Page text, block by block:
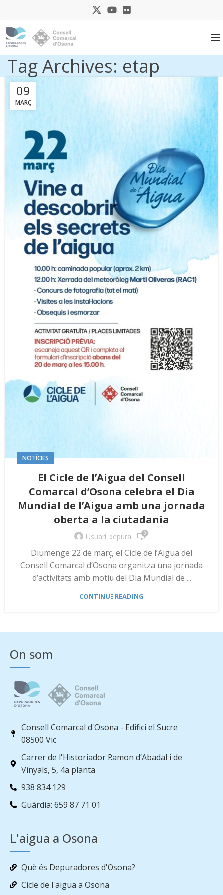
Tag Archives: etap
09
MARÇ
NOTÍCIES
El Cicle de l’Aigua del Consell
Comarcal d’Osona celebra el Dia
Mundial de l’Aigua amb una jornada
oberta a la ciutadania
Usuari_depura 0
Diumenge 22 de març, el Cicle de l’Aigua del
Consell Comarcal d’Osona organitza una jornada
d’activitats amb motiu del Dia Mundial de ...
CONTINUE READING
On som
Consell Comarcal d'Osona - Edifici el Sucre
08500 Vic
Carrer de l'Historiador Ramon d’Abadal i de
Vinyals, 5, 4a planta
938 834 129
Guàrdia: 659 87 71 01
L'aigua a Osona
Què és Depuradores d'Osona?
Cicle de l'aigua a Osona